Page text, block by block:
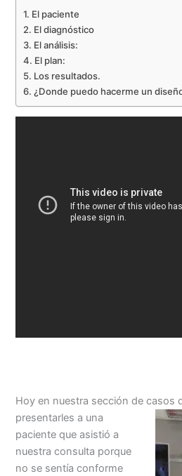
El paciente
El diagnóstico
El análisis:
El plan:
Los resultados.
¿Donde puedo hacerme un
Hoy en nuestra sección de casos
presentarles a una
paciente que asistió a
nuestra consulta porque
no se sentía conforme